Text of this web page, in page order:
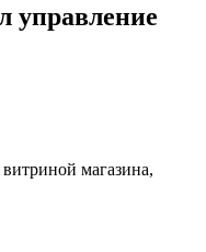
управление
магазина,